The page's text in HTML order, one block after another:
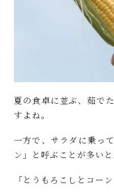
PRIVACY
プライバシーポリシー
夏の食卓に並ぶ、茹で
すよね。
一方で、サラダに乗っ
ン」と呼ぶことが多いと
「とうもろこしとコー